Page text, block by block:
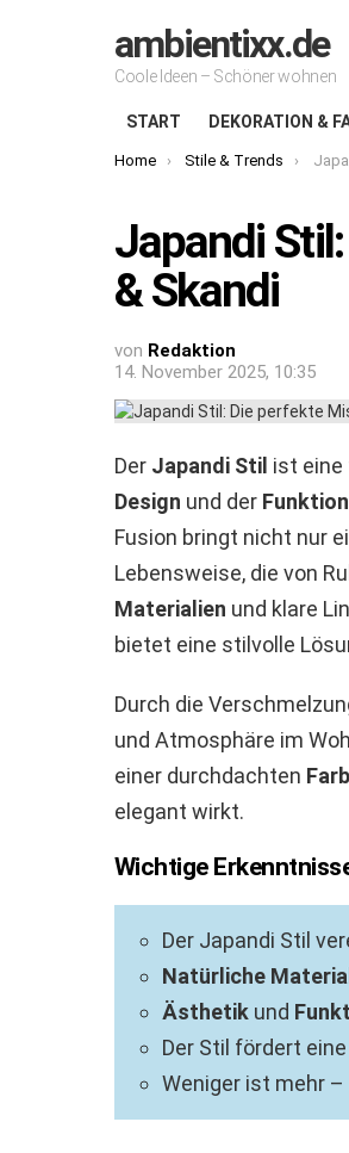
ambientixx.de
Coole Ideen – Schöner wohnen
START DEKORATION &
You are here:
Home Stile & Trends
Japandi
& Skandi
von Redaktion
14. November 2025, 10:35
Der Japandi Stil ist eine
Design und der
Fusion bringt nicht nur
Lebensweise, die von
Materialien und klare
bietet eine stilvolle
Durch die
und Atmosphäre im
einer durchdachten
elegant wirkt.
Wichtige
Der Japandi Stil
Natürliche
Ästhetik und
Der Stil fördert
Weniger ist mehr